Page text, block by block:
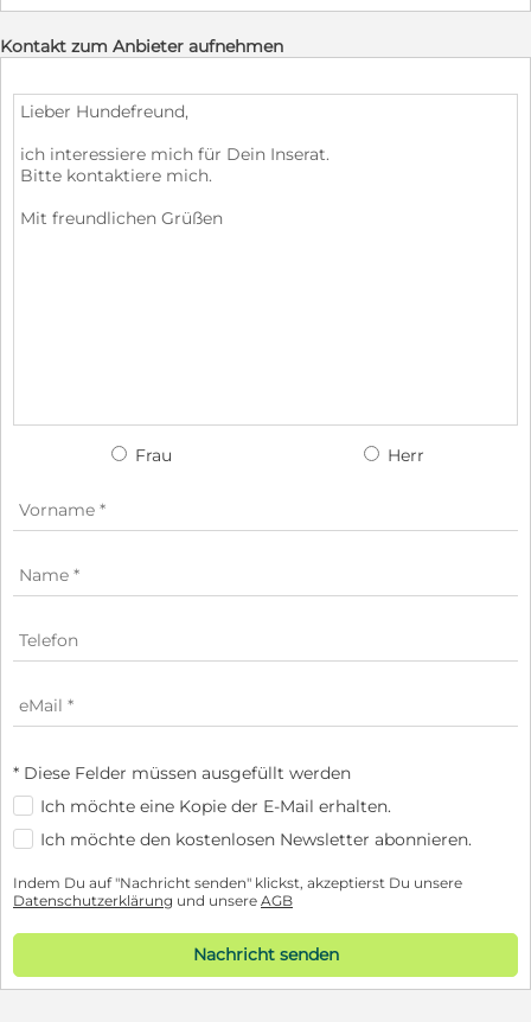
Kontakt zum Anbieter aufnehmen
Frau Herr
* Diese Felder müssen ausgefüllt werden
Ich möchte eine Kopie der E-Mail erhalten.
Ich möchte den kostenlosen Newsletter abonnieren.
Indem Du auf "Nachricht senden" klickst, akzeptierst Du unsere
Datenschutzerklärung und unsere AGB
Nachricht senden